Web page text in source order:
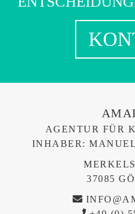
AGENTUR FÜR
INHABER:
37085